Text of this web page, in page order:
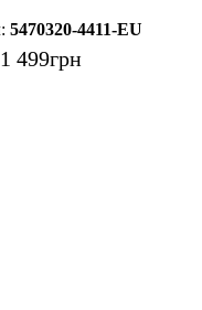
5470320-4411-EU
1 499грн